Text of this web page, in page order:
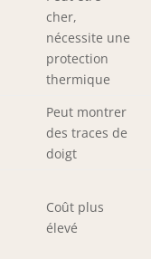
cher,
nécessite une
protection
thermique
Peut montrer
des traces de
doigt
Coût plus
élevé